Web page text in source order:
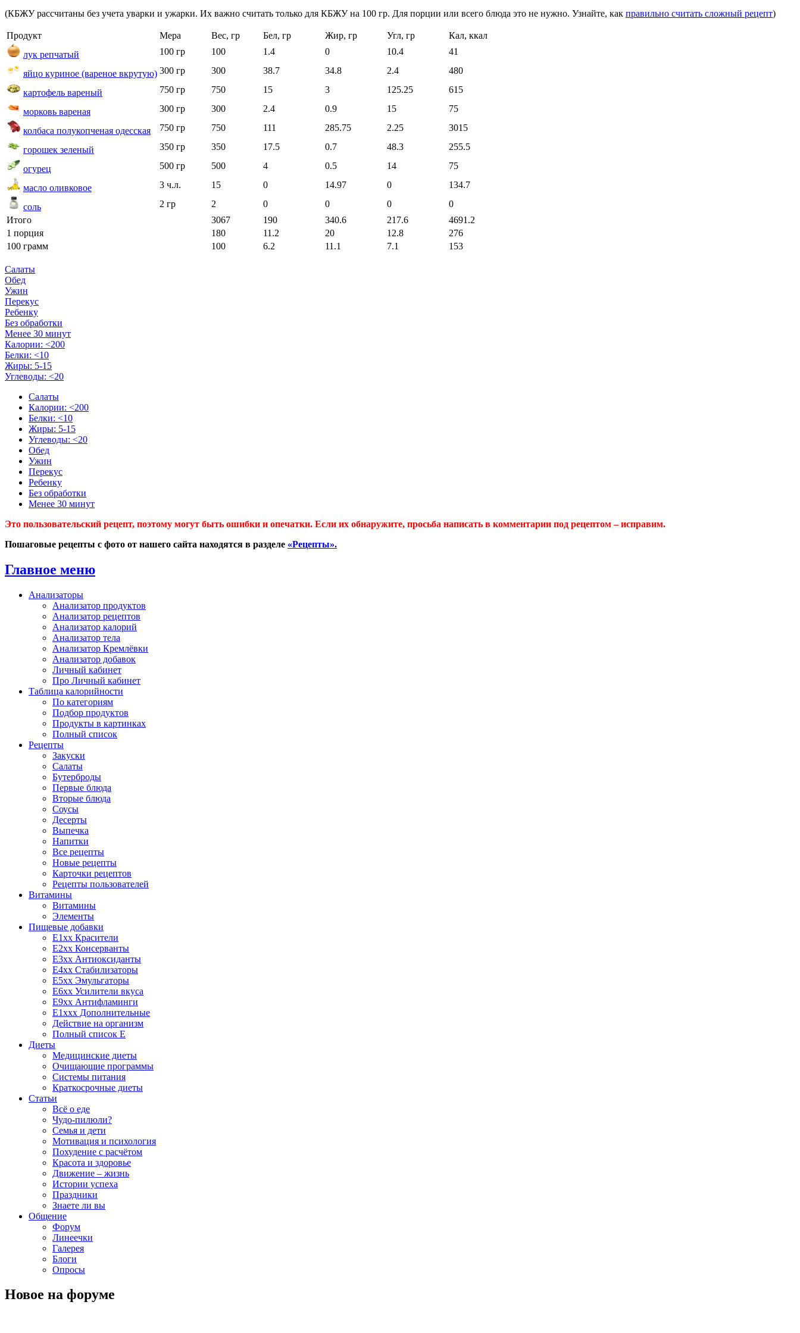
(КБЖУ рассчитаны без учета уварки и ужарки. Их важно считать только для КБЖУ на 100 гр. Для порции или всего блюда это не нужно. Узнайте, как правильно считать сложный рецепт)
Продукт Мера Вес, гр Бел, гр Жир, гр Угл, гр
Кал, ккал
лук репчатый
100 гр 100 1.4 0 10.4 41
яйцо куриное (вареное вкрутую) 300 гр 300 38.7 34.8 2.4 480
картофель вареный 750 гр 750 15 3 125.25 615
морковь вареная 300 гр 300 2.4 0.9 15 75
колбаса полукопченая одесская 750 гр 750 111 285.75 2.25 3015
горошек зеленый 350 гр 350 17.5 0.7 48.3 255.5
огурец 500 гр 500 4 0.5 14 75
масло оливковое 3 ч.л. 15 0 14.97 0 134.7
соль 2 гр 2 0 0 0
0
Итого
3067 190 340.6 217.6
4691.2
1 порция
180 11.2 20 12.8
276
100 грамм
100 6.2 11.1 7.1 153
Салаты
Обед
Ужин
Перекус
Ребенку
Без обработки
Менее 30 минут
Калории: <200
Белки: <10
Жиры: 5-15
Углеводы: <20
Салаты
Калории: <200
Белки: <10
Жиры: 5-15
Углеводы: <20
Обед
Ужин
Перекус
Ребенку
Без обработки
Менее 30 минут
Это пользовательский рецепт, поэтому могут быть ошибки и опечатки. Если их обнаружите, просьба написать в комментарии под рецептом – исправим.
Пошаговые рецепты с фото от нашего сайта находятся в разделе «Рецепты».
Главное меню
Анализаторы
Анализатор продуктов
Анализатор рецептов
Анализатор калорий
Анализатор тела
Анализатор Кремлёвки
Анализатор добавок
Личный кабинет
Про Личный кабинет
Таблица калорийности
По категориям
Подбор продуктов
Продукты в картинках
Полный список
Рецепты
Закуски
Салаты
Бутерброды
Первые блюда
Вторые блюда
Соусы
Десерты
Выпечка
Напитки
Все рецепты
Новые рецепты
Карточки рецептов
Рецепты пользователей
Витамины
Витамины
Элементы
Пищевые добавки
E1xx Красители
E2xx Консерванты
E3xx Антиоксиданты
E4xx Стабилизаторы
E5xx Эмульгаторы
E6xx Усилители вкуса
E9xx Антифламинги
E1xxx Дополнительные
Действие на организм
Полный список E
Диеты
Медицинские диеты
Очищающие программы
Системы питания
Краткосрочные диеты
Статьи
Всё о еде
Чудо-пилюли?
Семья и дети
Мотивация и психология
Похудение с расчётом
Красота и здоровье
Движение – жизнь
Истории успеха
Праздники
Знаете ли вы
Общение
Форум
Линеечки
Галерея
Блоги
Опросы
Новое на форуме